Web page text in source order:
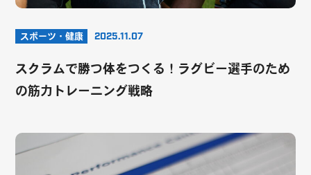
スポーツ・健康 2025.11.07
スクラムで勝つ体をつくる！ラグビー選手のため
の筋力トレーニング戦略